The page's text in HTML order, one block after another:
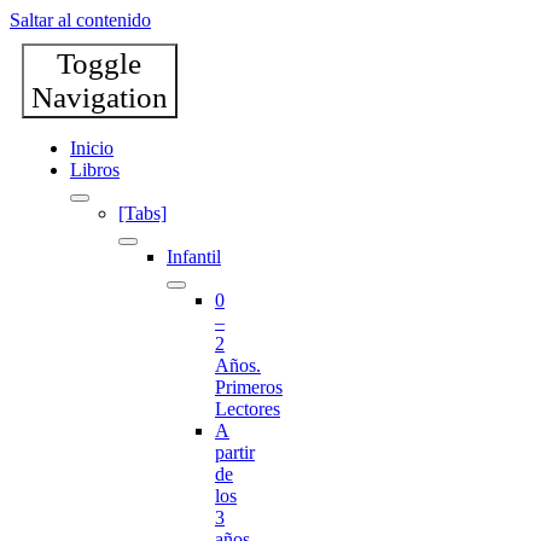
Saltar al contenido
Toggle
Navigation
Inicio
Libros
[Tabs]
Infantil
0
–
2
Años.
Primeros
Lectores
A
partir
de
los
3